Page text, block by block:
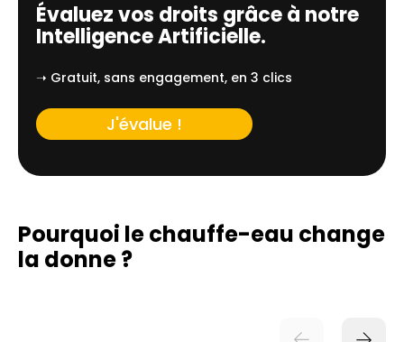
Évaluez vos droits grâce à notre
Intelligence Artificielle.
➝ Gratuit, sans engagement, en 3 clics
J'évalue !
Pourquoi le chauffe-eau change
la donne ?